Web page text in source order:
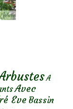
A
Avec
Eve Bassin